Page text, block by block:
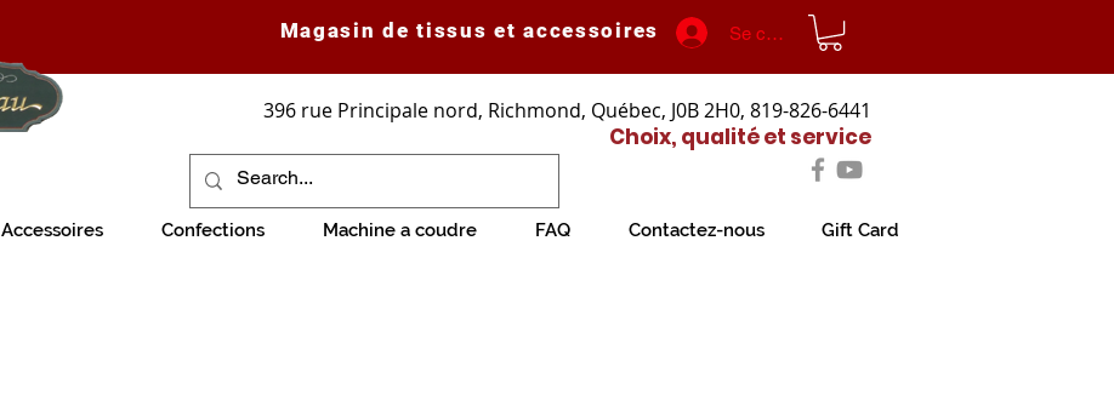
Magasin de tissus et accessoires Se connecter
396 rue Principale nord, Richmond, Québec, J0B 2H0, 819-826-6441
Choix, qualité et service
Accessoires Confections Machine a coudre FAQ Contactez-nous Gift Card